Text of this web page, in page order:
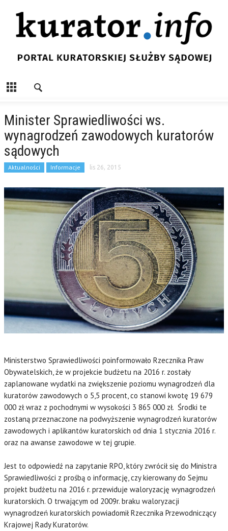
Minister Sprawiedliwości ws.
wynagrodzeń zawodowych kuratorów
sądowych
Aktualności Informacje lis 26, 2015
Ministerstwo Sprawiedliwości poinformowało Rzecznika Praw
Obywatelskich, że w projekcie budżetu na 2016 r. zostały
zaplanowane wydatki na zwiększenie poziomu wynagrodzeń dla
kuratorów zawodowych o 5,5 procent, co stanowi kwotę 19 679
000 zł wraz z pochodnymi w wysokości 3 865 000 zł. Środki te
zostaną przeznaczone na podwyższenie wynagrodzeń kuratorów
zawodowych i aplikantów kuratorskich od dnia 1 stycznia 2016 r.
oraz na awanse zawodowe w tej grupie.
Jest to odpowiedź na zapytanie RPO, który zwrócił się do Ministra
Sprawiedliwości z prośbą o informację, czy kierowany do Sejmu
projekt budżetu na 2016 r. przewiduje waloryzację wynagrodzeń
kuratorskich. O trwającym od 2009r. braku waloryzacji
wynagrodzeń kuratorskich powiadomił Rzecznika Przewodniczący
Krajowej Rady Kuratorów.